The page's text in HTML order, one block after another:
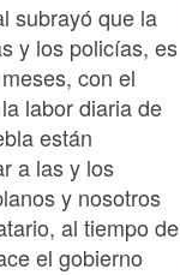
subrayó que la
y los policías, es
con el
labor diaria de
están
a las y los
y nosotros
al tiempo de
el gobierno